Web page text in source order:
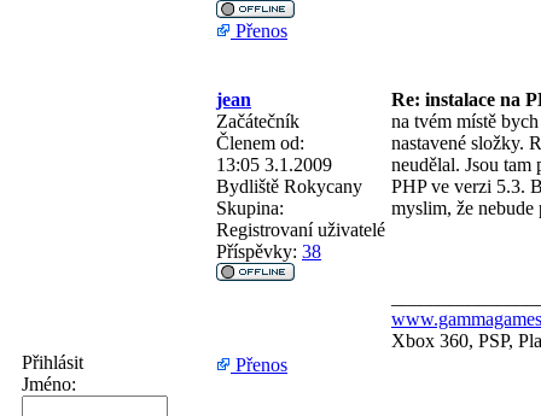
Přihlásit
Jméno:
Přenos
jean
Re: instalace na
Začátečník
Členem od:
13:05 3.1.2009
Bydliště Rokycany
Skupina:
Registrovaní uživatelé
Příspěvky: 38
na tvém místě
nastavené složky.
neudělal. Jsou tam
PHP ve verzi 5.3.
myslim, že nebude
Xbox 360, PSP,
Přenos